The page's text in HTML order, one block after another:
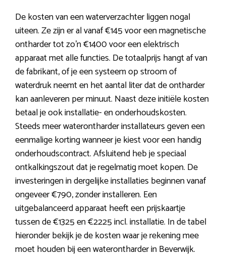
De kosten van een waterverzachter liggen nogal
uiteen. Ze zijn er al vanaf €145 voor een magnetische
ontharder tot zo’n €1400 voor een elektrisch
apparaat met alle functies. De totaalprijs hangt af van
de fabrikant, of je een systeem op stroom of
waterdruk neemt en het aantal liter dat de ontharder
kan aanleveren per minuut. Naast deze initiële kosten
betaal je ook installatie- en onderhoudskosten.
Steeds meer waterontharder installateurs geven een
eenmalige korting wanneer je kiest voor een handig
onderhoudscontract. Afsluitend heb je speciaal
ontkalkingszout dat je regelmatig moet kopen. De
investeringen in dergelijke installaties beginnen vanaf
ongeveer €790, zonder installeren. Een
uitgebalanceerd apparaat heeft een prijskaartje
tussen de €1325 en €2225 incl. installatie. In de tabel
hieronder bekijk je de kosten waar je rekening mee
moet houden bij een waterontharder in Beverwijk.